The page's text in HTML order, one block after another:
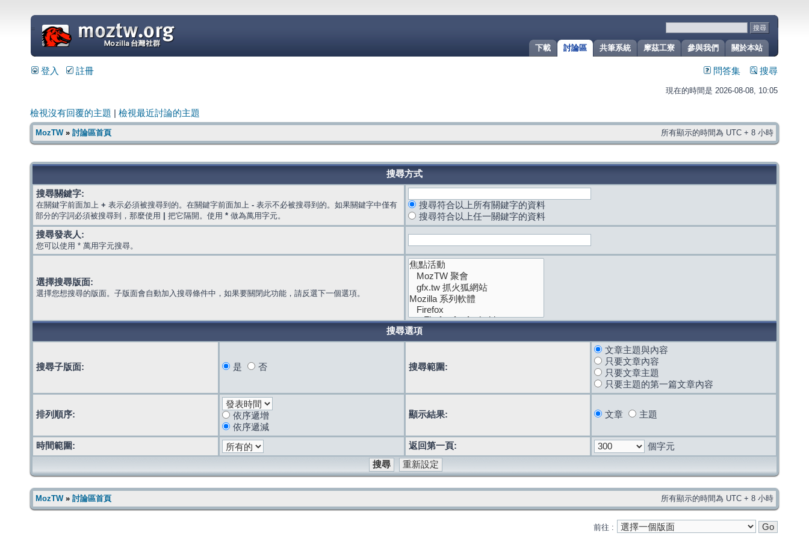
關於本站
參與我們
摩茲工寮
共筆系統
討論區
下載
=
登入 註冊 問答集 搜尋
現在的時間是 2026-08-08, 10:05
檢視沒有回覆的主題 檢視最近討論的主題
MozTW» 討論區首頁 所有顯示的時間為 UTC + 8 小時
搜尋方式
搜尋關鍵字:
在關鍵字前面加上 + 表示必須被搜尋到的。在關鍵字前面加上 - 表示不必被搜尋到的。如果關鍵字中僅有
部分的字詞必須被搜尋到，那麼使用
把它隔開。使用 * 做為萬用字元。
搜尋符合以上所有關鍵字的資料
搜尋符合以上任一關鍵字的資料
搜尋發表人:
您可以使用 * 萬用字元搜尋。
選擇搜尋版面:
選擇您想搜尋的版面。子版面會自動加入搜尋條件中，如果要關閉此功能，請反選下一個選項。
搜尋選項
搜尋子版面: 是 否 搜尋範圍:
文章主題與內容
只要文章內容
只要文章主題
只要主題的第一篇文章內容
排列順序:
依序遞增
依序遞減
顯示結果: 文章 主題
時間範圍: 返回第一頁: 個字元
MozTW» 討論區首頁 所有顯示的時間為 UTC + 8 小時
前往 :